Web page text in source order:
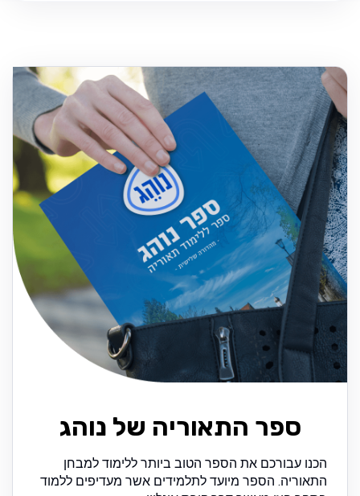
ספר התאוריה של נוהג
הכנו עבורכם את הספר הטוב ביותר ללימוד למבחן
התאוריה. הספר מיועד לתלמידים אשר מעדיפים ללמוד